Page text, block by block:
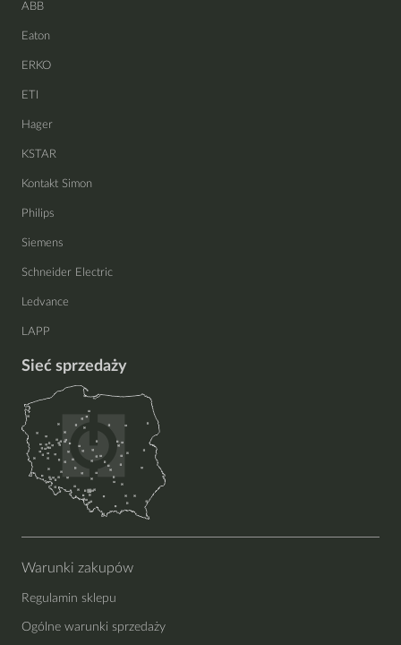
ABB
Eaton
ERKO
ETI
Hager
KSTAR
Kontakt Simon
Philips
Siemens
Schneider Electric
Ledvance
LAPP
Sieć sprzedaży
Warunki zakupów
Regulamin sklepu
Ogólne warunki sprzedaży